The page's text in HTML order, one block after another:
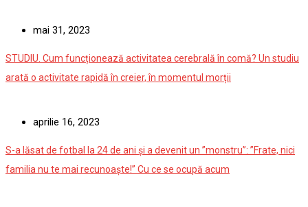
mai 31, 2023
STUDIU. Cum funcționează activitatea cerebrală în comă? Un studiu
arată o activitate rapidă în creier, în momentul morții
aprilie 16, 2023
S-a lăsat de fotbal la 24 de ani și a devenit un ”monstru”: ”Frate, nici
familia nu te mai recunoaște!” Cu ce se ocupă acum